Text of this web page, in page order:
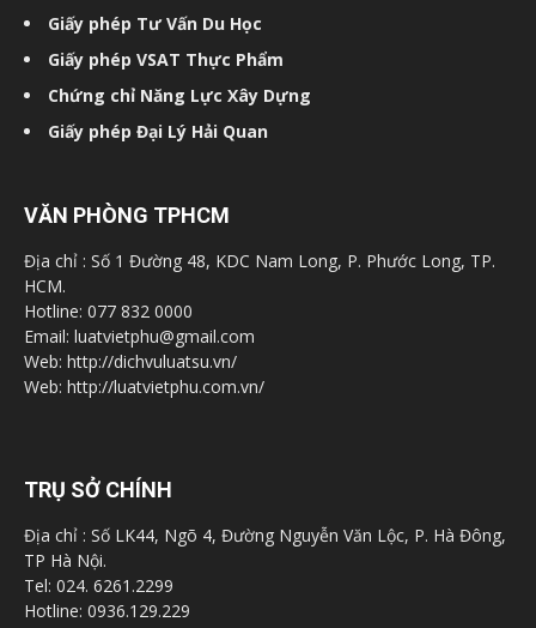
Giấy phép Tư Vấn Du Học
Giấy phép VSAT Thực Phẩm
Chứng chỉ Năng Lực Xây Dựng
Giấy phép Đại Lý Hải Quan
VĂN PHÒNG TPHCM
Địa chỉ : Số 1 Đường 48, KDC Nam Long, P. Phước Long, TP.
HCM.
Hotline: 077 832 0000
Email: luatvietphu@gmail.com
Web: http://dichvuluatsu.vn/
Web: http://luatvietphu.com.vn/
TRỤ SỞ CHÍNH
Địa chỉ : Số LK44, Ngõ 4, Đường Nguyễn Văn Lộc, P. Hà Đông,
TP Hà Nội.
Tel: 024. 6261.2299
Hotline: 0936.129.229